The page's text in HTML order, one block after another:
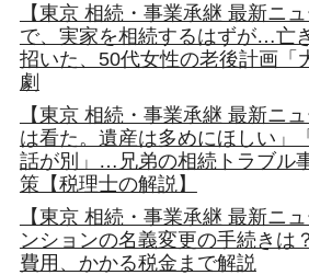
【東京 相続・事業承継 最新ニ
で、実家を相続するはずが…亡
招いた、50代女性の老後計画「
劇
【東京 相続・事業承継 最新ニ
は看た。遺産は多めにほしい」
話が別」…兄弟の相続トラブル
策【税理士の解説】
【東京 相続・事業承継 最新ニ
ンションの名義変更の手続き
費用、かかる税金まで解説